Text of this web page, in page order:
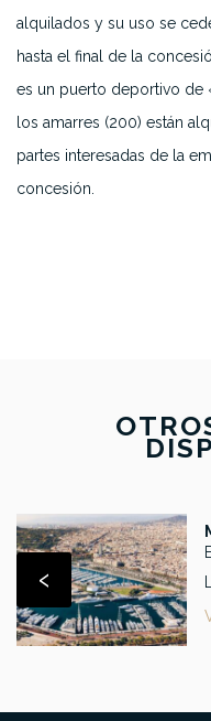
alquilados y su uso se
hasta el final de la
es un puerto deportivo de
los amarres (200) están
partes interesadas de la
concesión.
‹